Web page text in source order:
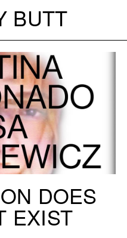
BUTT
DOES
EXIST